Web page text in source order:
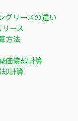
グリースの違い
ース
方法
価償却計算
計算